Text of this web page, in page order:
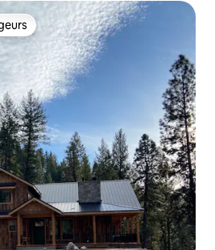
les plus appréciés